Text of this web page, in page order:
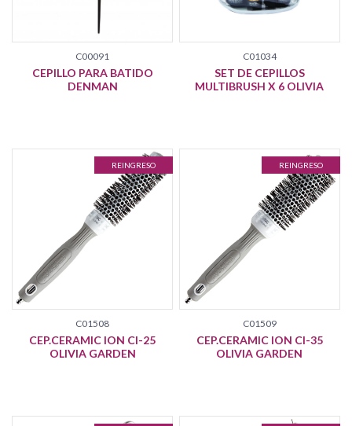
C00091
CEPILLO PARA BATIDO
DENMAN
C01034
SET DE CEPILLOS
MULTIBRUSH X 6 OLIVIA
REINGRESO
C01508
CEP.CERAMIC ION CI-25
OLIVIA GARDEN
REINGRESO
C01509
CEP.CERAMIC ION CI-35
OLIVIA GARDEN